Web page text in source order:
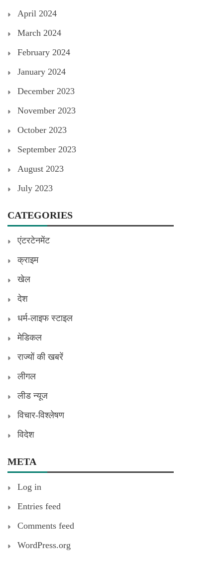
April 2024
March 2024
February 2024
January 2024
December 2023
November 2023
October 2023
September 2023
August 2023
July 2023
CATEGORIES
एंटरटेनमेंट
क्राइम
खेल
देश
धर्म-लाइफ स्टाइल
मेडिकल
राज्यों की खबरें
लीगल
लीड न्यूज
विचार-विश्लेषण
विदेश
META
Log in
Entries feed
Comments feed
WordPress.org